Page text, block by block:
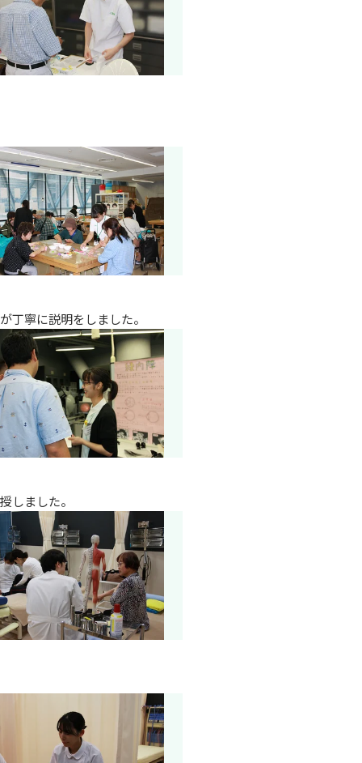
丁寧に説明をしました。
しました。